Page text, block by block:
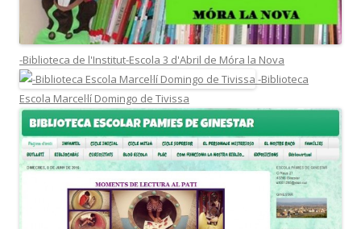
-Biblioteca de l'Institut-Escola 3 d'Abril de Móra la Nova
-Biblioteca
Escola Marcel·lí Domingo de Tivissa